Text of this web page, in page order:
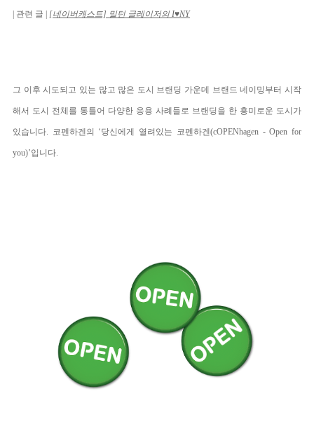
| 관련 글 | [네이버캐스트] 밀턴 글레이저의 I♥NY
그 이후 시도되고 있는 많고 많은 도시 브랜딩 가운데 브랜드 네이밍부터 시작
해서 도시 전체를 통틀어 다양한 응용 사례들로 브랜딩을 한 흥미로운 도시가
있습니다. 코펜하겐의 ‘당신에게 열려있는 코펜하겐(cOPENhagen - Open for
you)’입니다.